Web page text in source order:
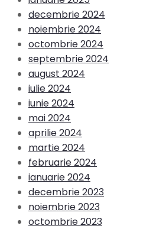
decembrie 2024
noiembrie 2024
octombrie 2024
septembrie 2024
august 2024
iulie 2024
iunie 2024
mai 2024
aprilie 2024
martie 2024
februarie 2024
ianuarie 2024
decembrie 2023
noiembrie 2023
octombrie 2023